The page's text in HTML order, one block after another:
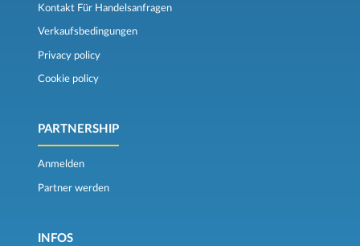
Kontakt Für Handelsanfragen
Verkaufsbedingungen
Privacy policy
Cookie policy
PARTNERSHIP
Anmelden
Partner werden
INFOS